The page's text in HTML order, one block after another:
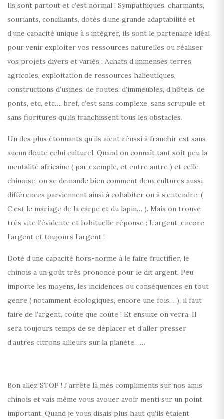
Ils sont partout et c’est normal ! Sympathiques, charmants,
souriants, conciliants, dotés d’une grande adaptabilité et
d’une capacité unique à s’intégrer, ils sont le partenaire idéal
pour venir exploiter vos ressources naturelles ou réaliser
vos projets divers et variés : Achats d’immenses terres
agricoles, exploitation de ressources halieutiques,
constructions d’usines, de routes, d’immeubles, d’hôtels, de
ponts, etc, etc…. bref, c’est sans complexe, sans scrupule et
sans fioritures qu’ils franchissent tous les obstacles.
Un des plus étonnants qu’ils aient réussi à franchir est sans
aucun doute celui culturel. Quand on connaît tant soit peu la
mentalité africaine ( par exemple, et entre autre ) et celle
chinoise, on se demande bien comment deux cultures aussi
différences parviennent ainsi à cohabiter ou à s’entendre. (
C’est le mariage de la carpe et du lapin… ). Mais on trouve
très vite l’évidente et habituelle réponse : L’argent, encore
l’argent et toujours l’argent !
Doté d’une capacité hors-norme à le faire fructifier, le
chinois a un goût très prononcé pour le dit argent. Peu
importe les moyens, les incidences ou conséquences en tout
genre ( notamment écologiques, encore une fois… ), il faut
faire de l’argent, coûte que coûte ! Et ensuite on verra. Il
sera toujours temps de se déplacer et d’aller presser
d’autres citrons ailleurs sur la planète……
Bon allez STOP ! J’arrête là mes compliments sur nos amis
chinois et vais même vous avouer avoir menti sur un point
important. Quand je vous disais plus haut qu’ils étaient